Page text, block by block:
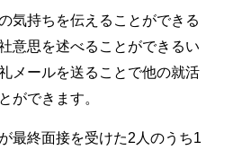
気持ちを伝えることができる
意思を述べることができるい
メールを送ることで他の就活
ができます。
最終面接を受けた2人のうち1